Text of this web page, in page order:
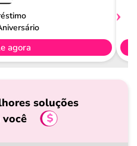
agora
soluções